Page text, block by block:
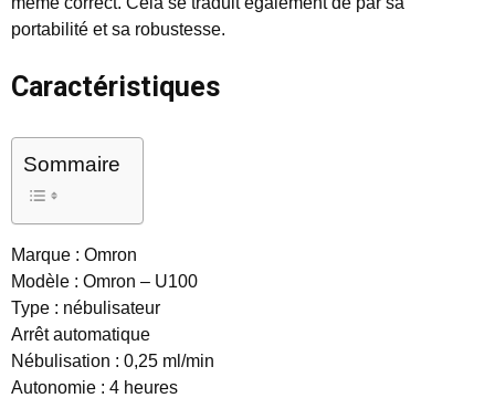
portabilité et sa robustesse.
Caractéristiques
Sommaire
Marque : Omron
Modèle : Omron – U100
Type : nébulisateur
Arrêt automatique
Nébulisation : 0,25 ml/min
Autonomie : 4 heures